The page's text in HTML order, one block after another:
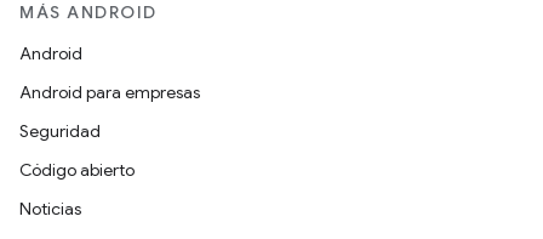
MÁS ANDROID
Android
Android para empresas
Seguridad
Código abierto
Noticias